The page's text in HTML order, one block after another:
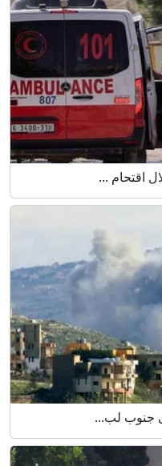
اقتحام ...
جنوب لب...